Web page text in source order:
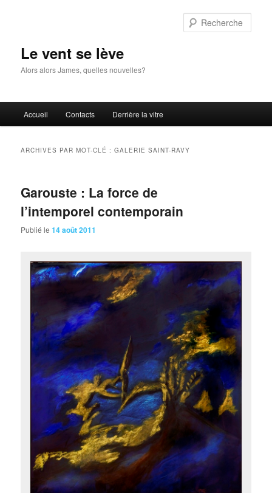
Le vent se lève
Alors alors James, quelles nouvelles?
principal
Accueil Contacts Derrière la vitre
ARCHIVES PAR MOT-CLÉ :GALERIE SAINT-RAVY
Garouste : La force de
l’intemporel contemporain
Publié le14 août 2011